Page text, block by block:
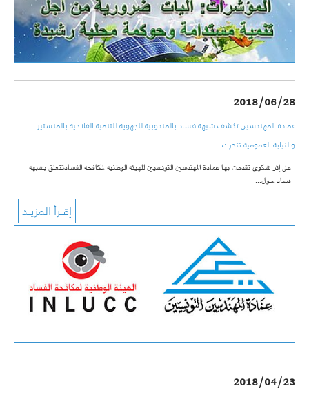
2018/06/28
عمادة المهندسين تكشف شبهة فساد بالمندوبية للجهوية للتنمية الفلاحية بالمنستير
والنيابة العمومية تتحرك
على إثر شكوى تقدمت بها عمادة المهندسين التونسيين للهيئة الوطنية لمكافحة الفسادتتعلق بشبهة
فساد حول…
2018/04/23